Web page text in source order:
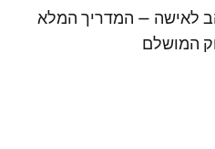
לאישה — המדריך המלא
המושלם